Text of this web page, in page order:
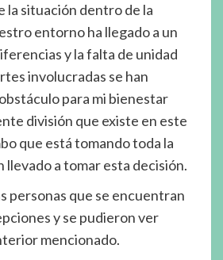
la situación dentro de la
entorno ha llegado a un
y la falta de unidad
involucradas se han
para mi bienestar
división que existe en este
que está tomando toda la
llevado a tomar esta decisión.
personas que se encuentran
y se pudieron ver
mencionado.